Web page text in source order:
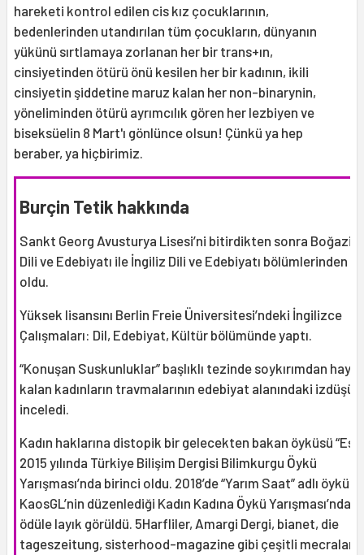
hareketi kontrol edilen cis kız çocuklarının,
bedenlerinden utandırılan tüm çocukların, dünyanın
yükünü sırtlamaya zorlanan her bir trans+ın,
cinsiyetinden ötürü önü kesilen her bir kadının, ikili
cinsiyetin şiddetine maruz kalan her non-binarynin,
yöneliminden ötürü ayrımcılık gören her lezbiyen ve
biseksüelin 8 Mart'ı gönlünce olsun! Çünkü ya hep
beraber, ya hiçbirimiz.
Burçin Tetik hakkında
Sankt Georg Avusturya Lisesi’ni bitirdikten sonra
Dili ve Edebiyatı ile İngiliz Dili ve Edebiyatı bölümlerinden
oldu.
Yüksek lisansını Berlin Freie Üniversitesi’ndeki İngilizce
Çalışmaları: Dil, Edebiyat, Kültür bölümünde yaptı.
“Konuşan Suskunluklar” başlıklı tezinde soykırımdan
kalan kadınların travmalarının edebiyat alanındaki
inceledi.
Kadın haklarına distopik bir gelecekten bakan öyküsü
2015 yılında Türkiye Bilişim Dergisi Bilimkurgu Öykü
Yarışması’nda birinci oldu. 2018’de “Yarım Saat” adlı öyküsü
KaosGL’nin düzenlediği Kadın Kadına Öykü Yarışması’nda
ödüle layık görüldü. 5Harfliler, Amargi Dergi, bianet, die
tageszeitung, sisterhood-magazine gibi çeşitli